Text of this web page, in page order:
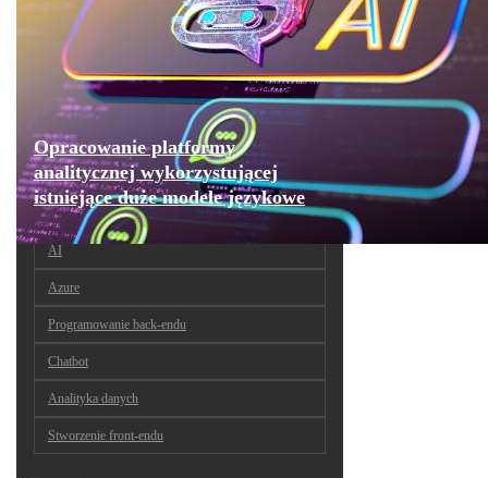
Opracowanie platformy
analitycznej wykorzystującej
istniejące duże modele językowe
AI
Azure
Programowanie back-endu
Chatbot
Analityka danych
Stworzenie front-endu